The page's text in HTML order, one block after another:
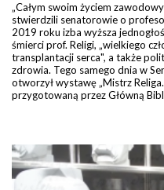
„Całym swoim życiem
stwierdzili senatorowie o
2019 roku izba wyższa
śmierci prof. Religi, „wielkiego
transplantacji serca", a także
zdrowia. Tego samego dnia w
otworzył wystawę „Mistrz
przygotowaną przez Główną